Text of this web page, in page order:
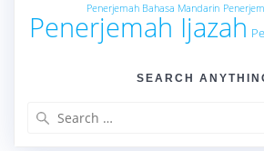
Penerjemah Bahasa Mandarin
Penerjemah Ijazah
SEARCH